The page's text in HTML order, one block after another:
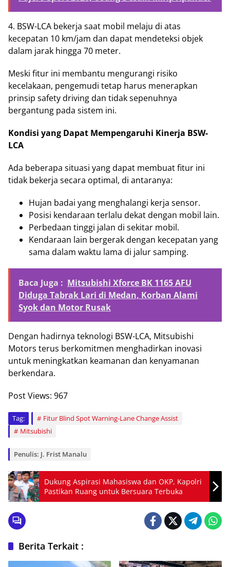
4. BSW-LCA bekerja saat mobil melaju di atas
kecepatan 10 km/jam dan dapat mendeteksi objek
dalam jarak hingga 70 meter.
Meski fitur ini membantu mengurangi risiko
kecelakaan, pengemudi tetap harus menerapkan
prinsip safety driving dan tidak sepenuhnya
bergantung pada sistem ini.
Kondisi yang Dapat Mempengaruhi Kinerja BSW-
LCA
Ada beberapa situasi yang dapat membuat fitur ini
tidak bekerja secara optimal, di antaranya:
Hujan badai yang menghalangi kerja sensor.
Posisi kendaraan terlalu dekat dengan mobil lain.
Perbedaan tinggi jalan di sekitar mobil.
Kendaraan lain bergerak dengan kecepatan yang
sama dalam waktu lama di jalur samping.
Baca Juga : Mitsubishi Xforce BK 1165 AFU
Diduga Tabrak Lari di Medan, Korban Alami
Syok dan Motor Rusak
Dengan hadirnya teknologi BSW-LCA, Mitsubishi
Motors terus berkomitmen menghadirkan inovasi
untuk meningkatkan keamanan dan kenyamanan
berkendara.
Post Views: 967
Tag:
Fitur Blind Spot Warning-Lane Change Assist
Mitsubishi
Penulis: J. Frist Manalu
Dukung Aspirasi Mahasiswa dan OKP, Kapolri
Pastikan Ruang untuk Bersuara Terbuka
Berita Terkait :